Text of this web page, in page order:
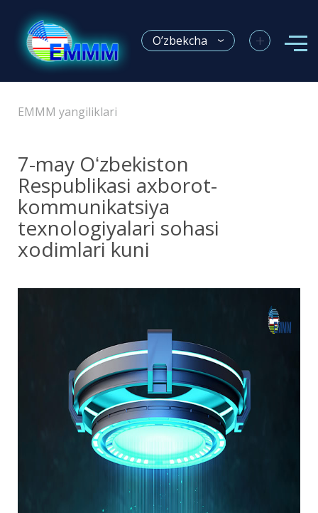
O’zbekcha +
EMMM yangiliklari
7-may Oʻzbekiston
Respublikasi axborot-
kommunikatsiya
texnologiyalari sohasi
xodimlari kuni